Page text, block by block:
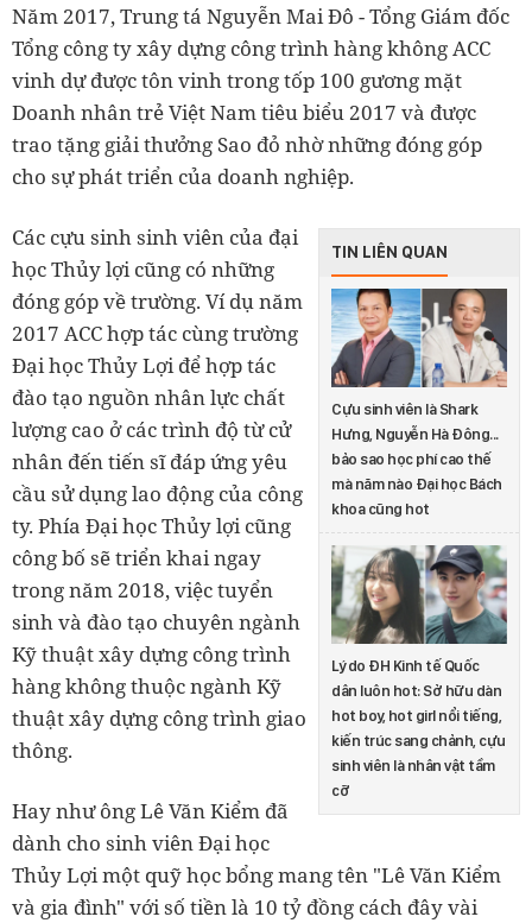
Năm 2017, Trung tá Nguyễn Mai Đô - Tổng Giám đốc
Tổng công ty xây dựng công trình hàng không ACC
vinh dự được tôn vinh trong tốp 100 gương mặt
Doanh nhân trẻ Việt Nam tiêu biểu 2017 và được
trao tặng giải thưởng Sao đỏ nhờ những đóng góp
cho sự phát triển của doanh nghiệp.
TIN LIÊN QUAN
Cựu sinh viên là Shark
Hưng, Nguyễn Hà Đông...
bảo sao học phí cao thế
mà năm nào Đại học Bách
khoa cũng hot
Lý do ĐH Kinh tế Quốc
dân luôn hot: Sở hữu dàn
hot boy, hot girl nổi tiếng,
kiến trúc sang chảnh, cựu
sinh viên là nhân vật tầm
cỡ
Các cựu sinh sinh viên của đại
học Thủy lợi cũng có những
đóng góp về trường. Ví dụ năm
2017 ACC hợp tác cùng trường
Đại học Thủy Lợi để hợp tác
đào tạo nguồn nhân lực chất
lượng cao ở các trình độ từ cử
nhân đến tiến sĩ đáp ứng yêu
cầu sử dụng lao động của công
ty. Phía Đại học Thủy lợi cũng
công bố sẽ triển khai ngay
trong năm 2018, việc tuyển
sinh và đào tạo chuyên ngành
Kỹ thuật xây dựng công trình
hàng không thuộc ngành Kỹ
thuật xây dựng công trình giao
thông.
Hay như ông Lê Văn Kiểm đã
dành cho sinh viên Đại học
Thủy Lợi một quỹ học bổng mang tên "Lê Văn Kiểm
và gia đình" với số tiền là 10 tỷ đồng cách đây vài